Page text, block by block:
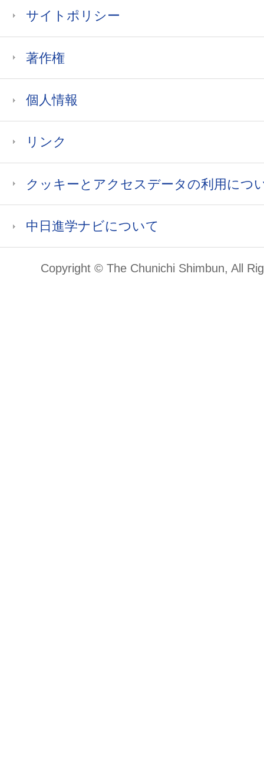
サイトポリシー
著作権
個人情報
リンク
クッキーとアクセスデータの利用につ
中日進学ナビについて
Copyright © The Chunichi Shimbun, All